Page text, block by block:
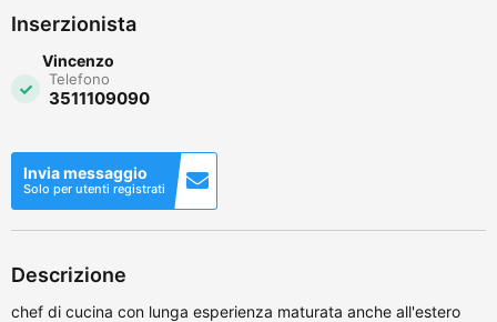
Inserzionista
Vincenzo
Telefono
3511109090
Invia messaggio
Solo per utenti registrati
Descrizione
chef di cucina con lunga esperienza maturata anche all'estero